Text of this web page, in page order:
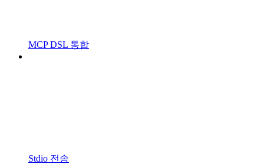
MCP DSL 통합
Stdio 전송